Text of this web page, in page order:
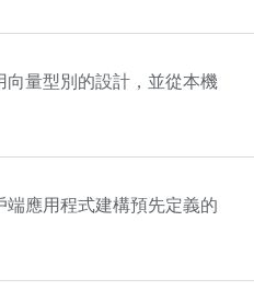
量型別的設計，並從本機
應用程式建構預先定義的